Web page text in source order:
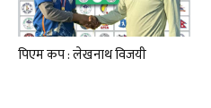
पिएम कप : लेखनाथ विजयी